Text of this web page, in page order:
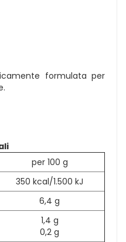
formulata per
per 100 g
350 kcal/1.500 kJ
6,4 g
1,4 g
0,2 g